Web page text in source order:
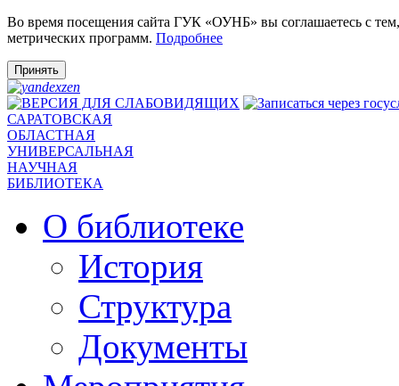
Во время посещения сайта ГУК «ОУНБ» вы соглашаетесь с
метрических программ. Подробнее
Принять
САРАТОВСКАЯ
ОБЛАСТНАЯ
УНИВЕРСАЛЬНАЯ
НАУЧНАЯ
БИБЛИОТЕКА
О библиотеке
История
Структура
Документы